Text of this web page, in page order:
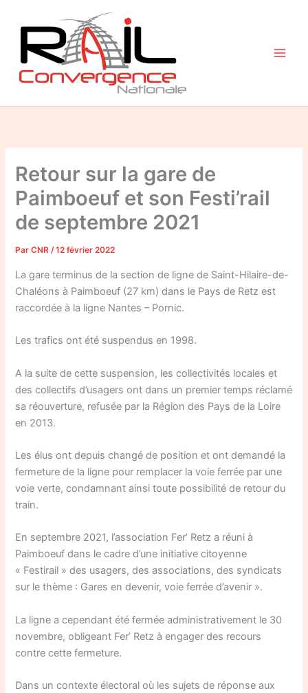
contenu
Retour sur la gare de
Paimboeuf et son Festi’rail
de septembre 2021
ParCNR/12 février 2022
La gare terminus de la section de ligne de Saint-Hilaire-de-
Chaléons à Paimboeuf (27 km) dans le Pays de Retz est
raccordée à la ligne Nantes – Pornic.
Les trafics ont été suspendus en 1998.
A la suite de cette suspension, les collectivités locales et
des collectifs d’usagers ont dans un premier temps réclamé
sa réouverture, refusée par la Région des Pays de la Loire
en 2013.
Les élus ont depuis changé de position et ont demandé la
fermeture de la ligne pour remplacer la voie ferrée par une
voie verte, condamnant ainsi toute possibilité de retour du
train.
En septembre 2021, l’association Fer’ Retz a réuni à
Paimboeuf dans le cadre d’une initiative citoyenne
« Festirail » des usagers, des associations, des syndicats
sur le thème : Gares en devenir, voie ferrée d’avenir ».
La ligne a cependant été fermée administrativement le 30
novembre, obligeant Fer’ Retz à engager des recours
contre cette fermeture.
Dans un contexte électoral où les sujets de réponse aux